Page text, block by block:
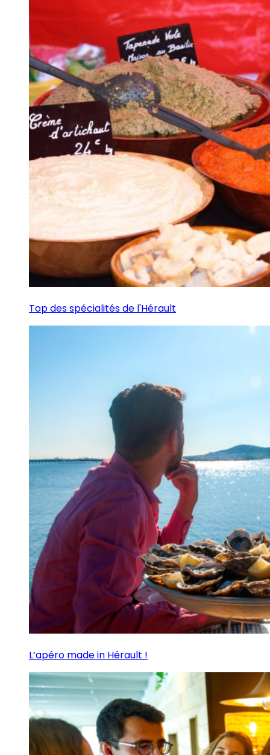
Top des spécialités de l'Hérault
L’apéro made in Hérault !